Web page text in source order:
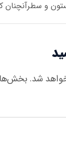
و سطرآنچنان
شد.